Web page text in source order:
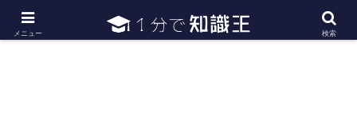
日常で必要な常識・知識や雑学・豆知識を幅広く紹介
メニュー 検索